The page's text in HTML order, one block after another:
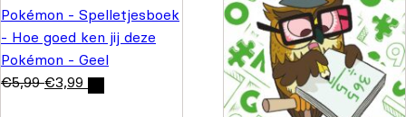
Pokémon - Spelletjesboek
- Hoe goed ken jij deze
Pokémon - Geel
€5,99 €3,99